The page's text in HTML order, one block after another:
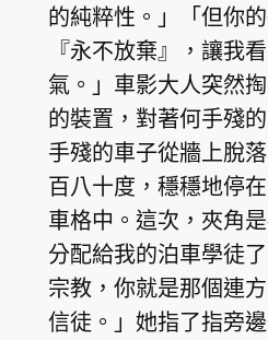
的純粹性。」「但你
『永不放棄』，讓我
氣。」車影大人突然
的裝置，對著何手殘
手殘的車子從牆上脫
百八十度，穩穩地停
車格中。這次，夾角
分配給我的泊車學徒
宗教，你就是那個連
信徒。」她指了指旁